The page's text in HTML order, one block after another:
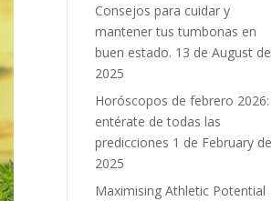
Consejos para cuidar y
mantener tus tumbonas en
buen estado. 13 de August de
2025
Horóscopos de febrero 2026:
entérate de todas las
predicciones 1 de February de
2025
Maximising Athletic Potential